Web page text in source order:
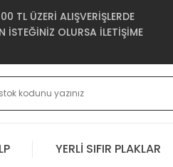
TL ÜZERİ ALIŞVERİŞLERDE
İSTEĞİNİZ OLURSA İLETİŞİME
YERLİ SIFIR PLAKLAR